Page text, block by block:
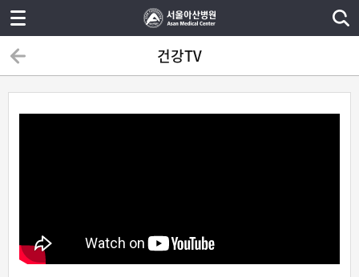
건강TV